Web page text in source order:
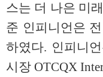
스는 더 나은 미
준 인피니언은
하였다. 인피니
시장 OTCQX